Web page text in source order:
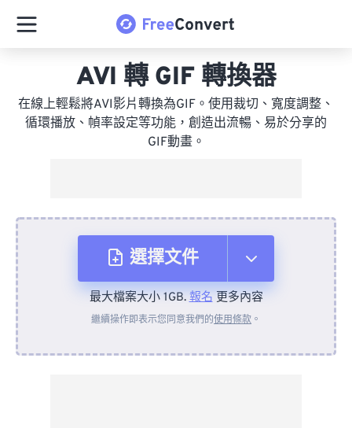
AVI 轉 GIF 轉換器
在線上輕鬆將AVI影片轉換為GIF。使用裁切、寬度調整、
循環播放、幀率設定等功能，創造出流暢、易於分享的
GIF動畫。
選擇文件
來自裝置
最大檔案大小 1GB.報名更多內容
繼續操作即表示您同意我們的使用條款 。